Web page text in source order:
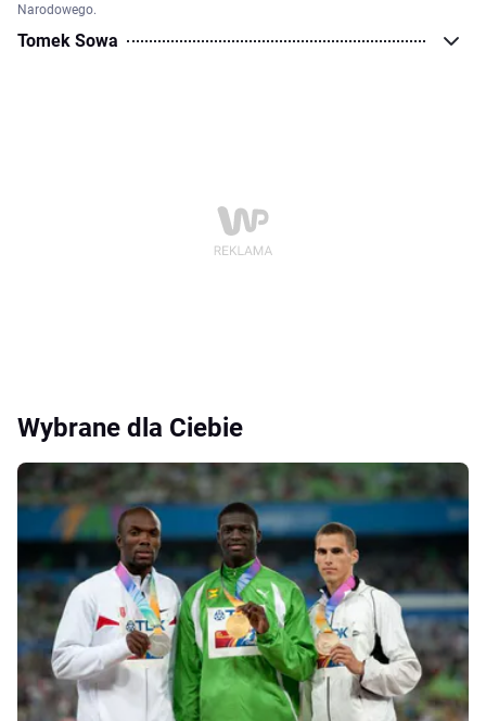
Narodowego.
Tomek Sowa
Wybrane dla Ciebie